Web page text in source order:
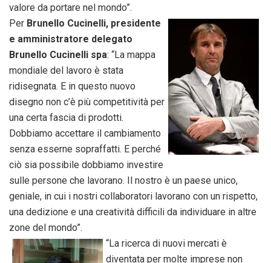
valore da portare nel mondo”.
Per Brunello Cucinelli, presidente
e amministratore delegato
Brunello Cucinelli spa: “La mappa
mondiale del lavoro è stata
ridisegnata. E in questo nuovo
disegno non c’è più competitività per
una certa fascia di prodotti.
Dobbiamo accettare il cambiamento
senza esserne sopraffatti. E perché
ciò sia possibile dobbiamo investire
sulle persone che lavorano. Il nostro è un paese unico,
geniale, in cui i nostri collaboratori lavorano con un rispetto,
una dedizione e una creatività difficili da individuare in altre
zone del mondo”.
“La ricerca di nuovi mercati è
diventata per molte imprese non